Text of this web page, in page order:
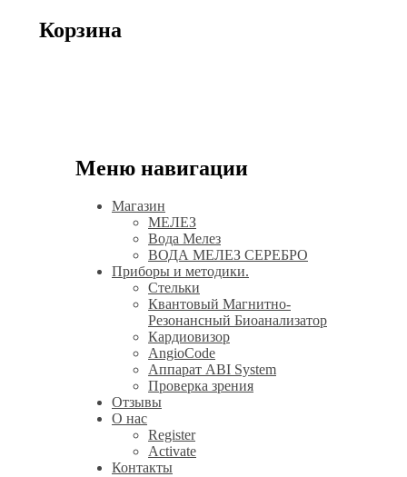
Корзина
Меню навигации
Магазин
МЕЛЕЗ
Вода Мелез
ВОДА МЕЛЕЗ СЕРЕБРО
Приборы и методики.
Стельки
Квантовый Магнитно-
Резонансный Биоанализатор
Кардиовизор
AngioCode
Аппарат ABI System
Проверка зрения
Отзывы
О нас
Register
Activate
Контакты